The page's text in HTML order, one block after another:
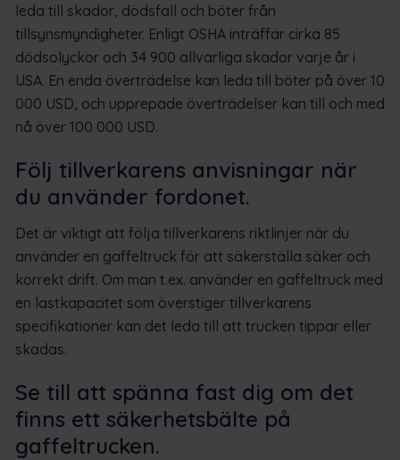
leda till skador, dödsfall och böter från
tillsynsmyndigheter. Enligt OSHA inträffar cirka 85
dödsolyckor och 34 900 allvarliga skador varje år i
USA. En enda överträdelse kan leda till böter på över 10
000 USD, och upprepade överträdelser kan till och med
nå över 100 000 USD.
Följ tillverkarens anvisningar när
du använder fordonet.
Det är viktigt att följa tillverkarens riktlinjer när du
använder en gaffeltruck för att säkerställa säker och
korrekt drift. Om man t.ex. använder en gaffeltruck med
en lastkapacitet som överstiger tillverkarens
specifikationer kan det leda till att trucken tippar eller
skadas.
Se till att spänna fast dig om det
finns ett säkerhetsbälte på
gaffeltrucken.